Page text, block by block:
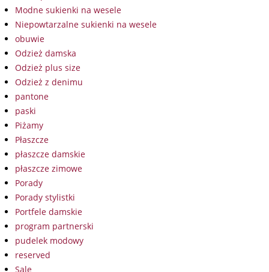
Modne sukienki na wesele
Niepowtarzalne sukienki na wesele
obuwie
Odzież damska
Odzież plus size
Odzież z denimu
pantone
paski
Piżamy
Płaszcze
płaszcze damskie
płaszcze zimowe
Porady
Porady stylistki
Portfele damskie
program partnerski
pudelek modowy
reserved
Sale